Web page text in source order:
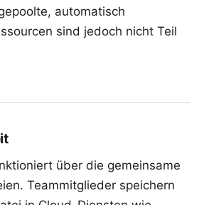
automatisch
sind jedoch nicht Teil
über die gemeinsame
Teammitglieder speichern